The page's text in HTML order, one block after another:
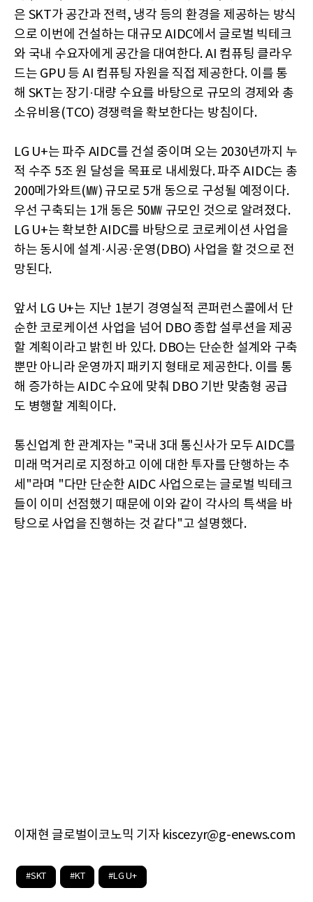
은 SKT가 공간과 전력, 냉각 등의 환경을 제공하는 방식
으로 이번에 건설하는 대규모 AIDC에서 글로벌 빅테크
와 국내 수요자에게 공간을 대여한다. AI 컴퓨팅 클라우
드는 GPU 등 AI 컴퓨팅 자원을 직접 제공한다. 이를 통
해 SKT는 장기·대량 수요를 바탕으로 규모의 경제와 총
소유비용(TCO) 경쟁력을 확보한다는 방침이다.
LG U+는 파주 AIDC를 건설 중이며 오는 2030년까지 누
적 수주 5조 원 달성을 목표로 내세웠다. 파주 AIDC는 총
200메가와트(㎿) 규모로 5개 동으로 구성될 예정이다.
우선 구축되는 1개 동은 50㎿ 규모인 것으로 알려졌다.
LG U+는 확보한 AIDC를 바탕으로 코로케이션 사업을
하는 동시에 설계·시공·운영(DBO) 사업을 할 것으로 전
망된다.
앞서 LG U+는 지난 1분기 경영실적 콘퍼런스콜에서 단
순한 코로케이션 사업을 넘어 DBO 종합 설루션을 제공
할 계획이라고 밝힌 바 있다. DBO는 단순한 설계와 구축
뿐만 아니라 운영까지 패키지 형태로 제공한다. 이를 통
해 증가하는 AIDC 수요에 맞춰 DBO 기반 맞춤형 공급
도 병행할 계획이다.
통신업계 한 관계자는 "국내 3대 통신사가 모두 AIDC를
미래 먹거리로 지정하고 이에 대한 투자를 단행하는 추
세"라며 "다만 단순한 AIDC 사업으로는 글로벌 빅테크
들이 이미 선점했기 때문에 이와 같이 각사의 특색을 바
탕으로 사업을 진행하는 것 같다"고 설명했다.
이재현 글로벌이코노믹 기자 kiscezyr@g-enews.com
#SKT #KT #LG U+